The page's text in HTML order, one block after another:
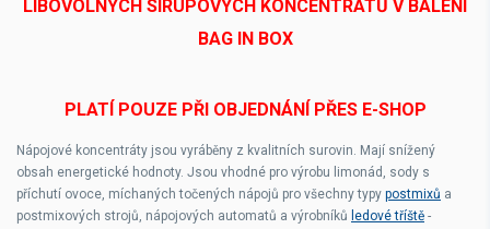
LIBOVOLNÝCH SIRUPOVÝCH KONCENTRÁTŮ V BALENÍ
BAG IN BOX
PLATÍ POUZE PŘI OBJEDNÁNÍ PŘES E-SHOP
Nápojové koncentráty jsou vyráběny z kvalitních surovin. Mají snížený
obsah energetické hodnoty. Jsou vhodné pro výrobu limonád, sody s
příchutí ovoce, míchaných točených nápojů pro všechny typy postmixů a
postmixových strojů, nápojových automatů a výrobníků ledové tříště -